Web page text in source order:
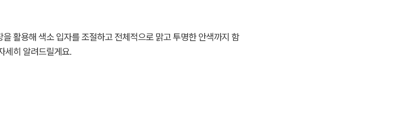
활용해 색소 입자를 조절하고 전체적으로 맑고 투명한 안색까지 함
세히 알려드릴게요.